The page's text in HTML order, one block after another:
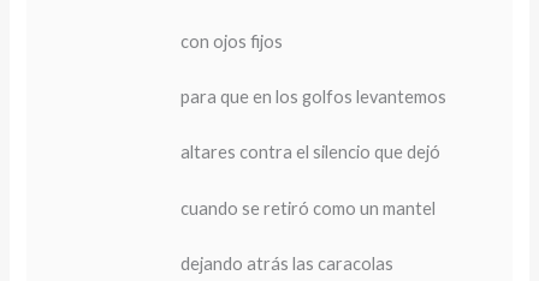
con ojos fijos
para que en los golfos levantemos
altares contra el silencio que dejó
cuando se retiró como un mantel
dejando atrás las caracolas